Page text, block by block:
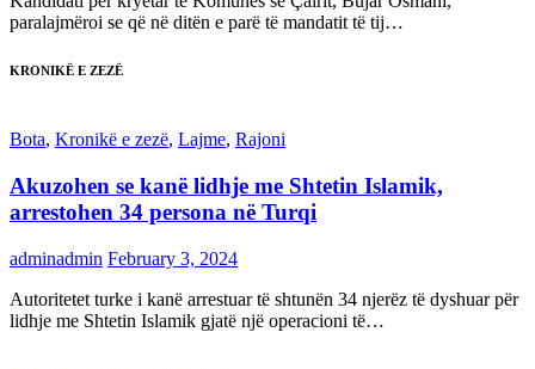
paralajmëroi se që në ditën e parë të mandatit të tij…
KRONIKË E ZEZË
Bota, Kronikë e zezë, Lajme, Rajoni
Akuzohen se kanë lidhje me Shtetin Islamik,
arrestohen 34 persona në Turqi
adminadmin February 3, 2024
Autoritetet turke i kanë arrestuar të shtunën 34 njerëz të dyshuar për
lidhje me Shtetin Islamik gjatë një operacioni të…